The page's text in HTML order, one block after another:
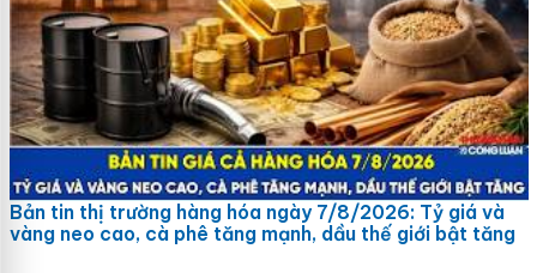
Bản tin thị trường hàng hóa ngày 7/8/2026: Tỷ giá và
vàng neo cao, cà phê tăng mạnh, dầu thế giới bật tăng